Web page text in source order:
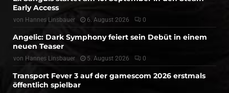
Early Access
von Hannes Linsbauer 6. August 2026 0
Angelic: Dark Symphony feiert sein Debüt in einem
neuen Teaser
von Hannes Linsbauer 5. August 2026 0
Transport Fever 3 auf der gamescom 2026 erstmals
öffentlich spielbar